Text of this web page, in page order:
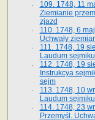
109. 1748, 11
Ziemianie
zjazd
110. 1748, 6
Uchwały
111. 1748, 19
Laudum
112. 1748, 19
Instrukcya
sejm
113. 1748, 10
Laudum
114. 1748, 23
Przemyśl.